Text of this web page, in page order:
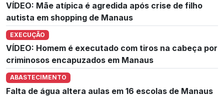
VÍDEO: Mãe atípica é agredida após crise de filho
autista em shopping de Manaus
EXECUÇÃO
VÍDEO: Homem é executado com tiros na cabeça por
criminosos encapuzados em Manaus
ABASTECIMENTO
Falta de água altera aulas em 16 escolas de Manaus